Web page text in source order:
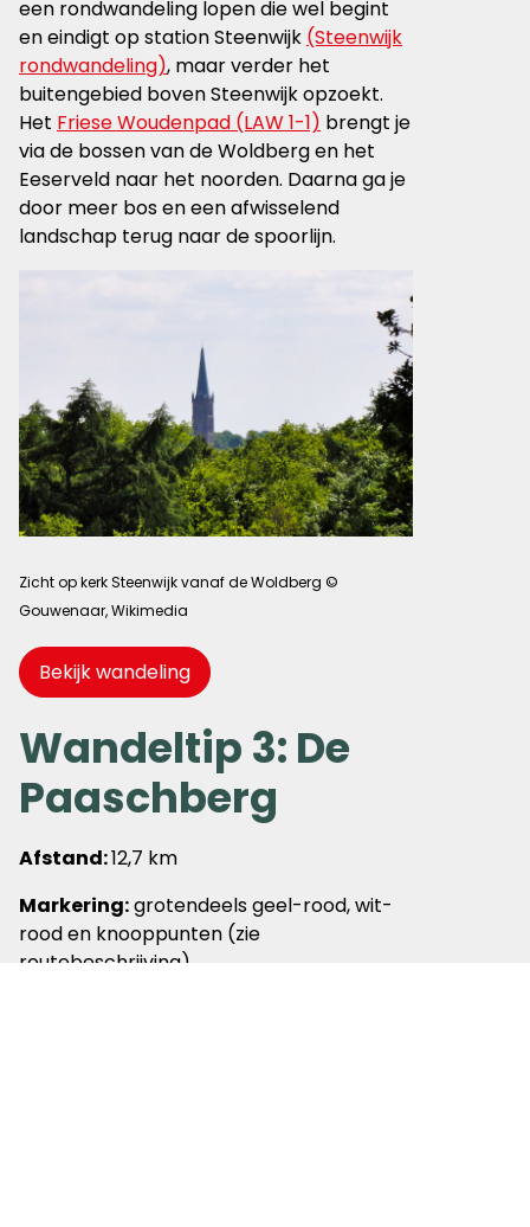
een rondwandeling lopen die wel begint
en eindigt op station Steenwijk (Steenwijk
rondwandeling), maar verder het
buitengebied boven Steenwijk opzoekt.
Het Friese Woudenpad (LAW 1-1) brengt je
via de bossen van de Woldberg en het
Eeserveld naar het noorden. Daarna ga je
door meer bos en een afwisselend
landschap terug naar de spoorlijn.
Zicht op kerk Steenwijk vanaf de Woldberg ©
Gouwenaar, Wikimedia
Bekijk wandeling
Wandeltip 3: De
Paaschberg
Afstand:12,7 km
Markering:grotendeels geel-rood, wit-
rood en knooppunten (zie
routebeschrijving)